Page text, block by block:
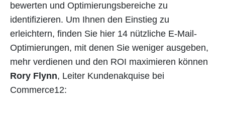
bewerten und Optimierungsbereiche zu
identifizieren. Um Ihnen den Einstieg zu
erleichtern, finden Sie hier 14 nützliche E-Mail-
Optimierungen, mit denen Sie weniger ausgeben,
mehr verdienen und den ROI maximieren können
Rory Flynn, Leiter Kundenakquise bei
Commerce12: